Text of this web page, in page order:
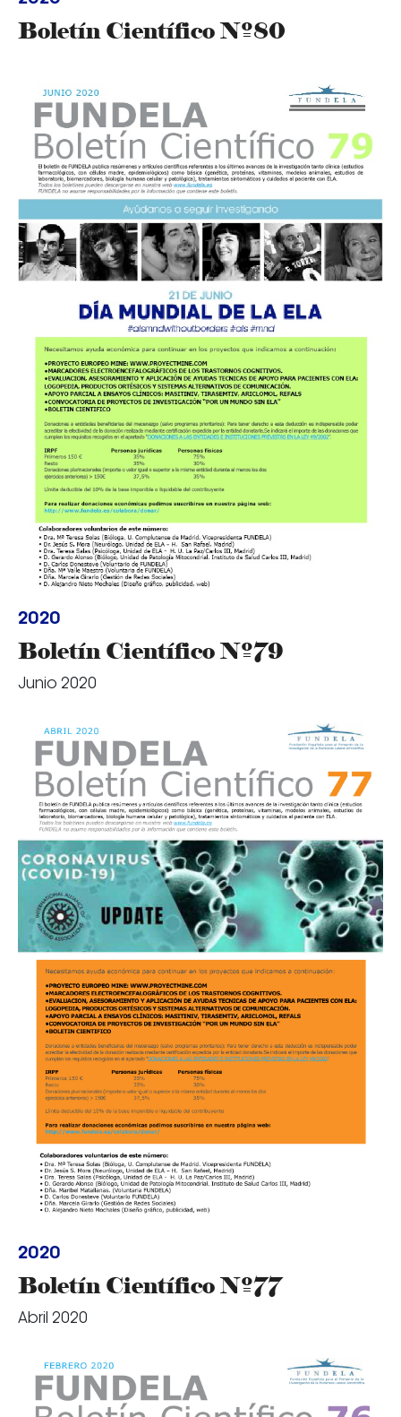
Boletín Científico Nº80
2020
Boletín Científico Nº79
Junio 2020
2020
Boletín Científico Nº77
Abril 2020